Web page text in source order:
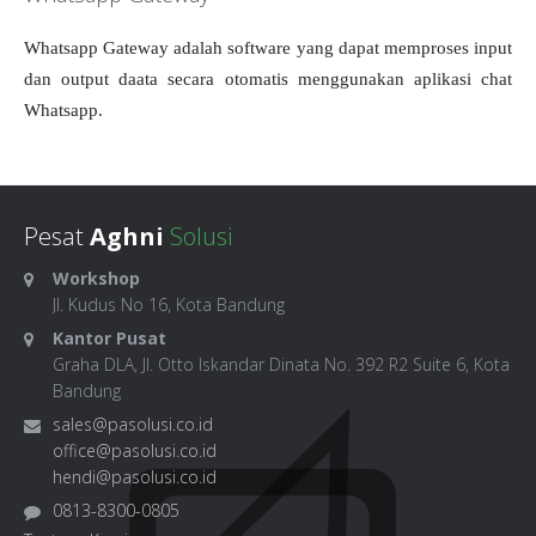
Whatsapp Gateway adalah software yang dapat memproses input
dan output daata secara otomatis menggunakan aplikasi chat
Whatsapp.
PesatAghni Solusi
Workshop
Jl. Kudus No 16, Kota Bandung
Kantor Pusat
Graha DLA, Jl. Otto Iskandar Dinata No. 392 R2 Suite 6, Kota
Bandung
sales@pasolusi.co.id
office@pasolusi.co.id
hendi@pasolusi.co.id
0813-8300-0805